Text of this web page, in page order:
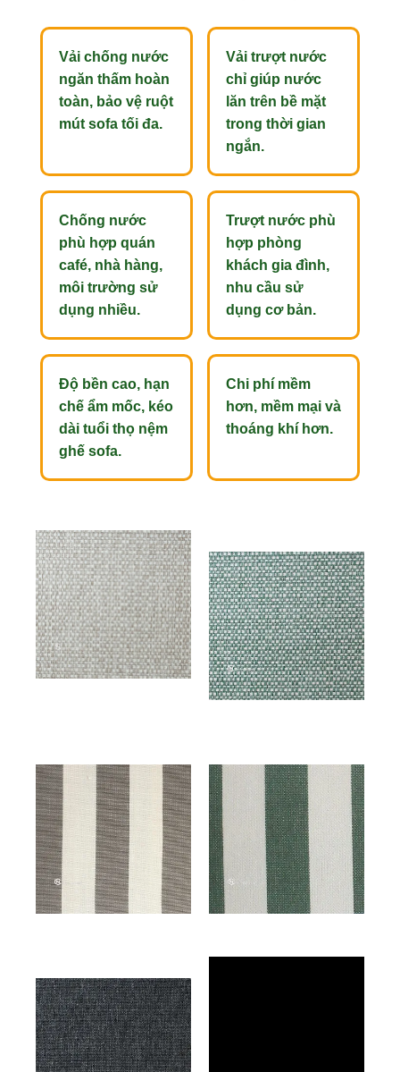
Vải chống nước
ngăn thấm hoàn
toàn, bảo vệ ruột
mút sofa tối đa.
Vải trượt nước
chỉ giúp nước
lăn trên bề mặt
trong thời gian
ngắn.
Chống nước
phù hợp quán
café, nhà hàng,
môi trường sử
dụng nhiều.
Trượt nước phù
hợp phòng
khách gia đình,
nhu cầu sử
dụng cơ bản.
Độ bền cao, hạn
chế ẩm mốc, kéo
dài tuổi thọ nệm
ghế sofa.
Chi phí mềm
hơn, mềm mại và
thoáng khí hơn.